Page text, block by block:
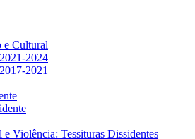
e Cultural
2024
2021
e Violência: Tessituras Dissidentes